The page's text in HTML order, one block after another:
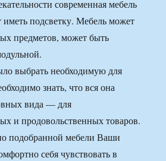
современная мебель
иметь подсветку. Мебель может
предметов, может быть
выбрать необходимую для
знать, что вся она
вида — для
и продовольственных товаров.
подобранной мебели Ваши
себя чувствовать в